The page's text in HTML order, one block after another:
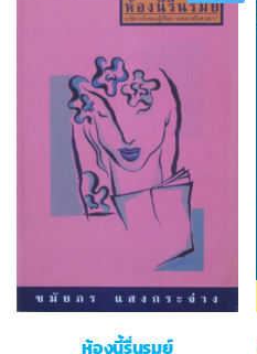
ห้องนี้รื่นรมย์